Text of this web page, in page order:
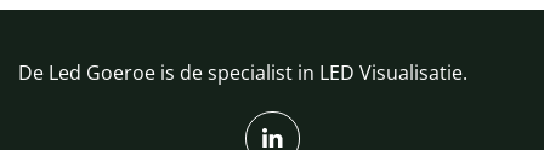
De Led Goeroe is de specialist in LED Visualisatie.